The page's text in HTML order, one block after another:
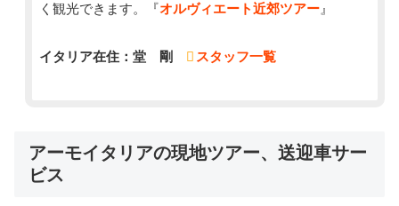
く観光できます。『オルヴィエート近郊ツアー 』
イタリア在住：堂 剛 スタッフ一覧
アーモイタリアの現地ツアー、送迎車サー
ビス